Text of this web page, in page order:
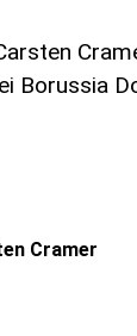
Borussia
Cramer